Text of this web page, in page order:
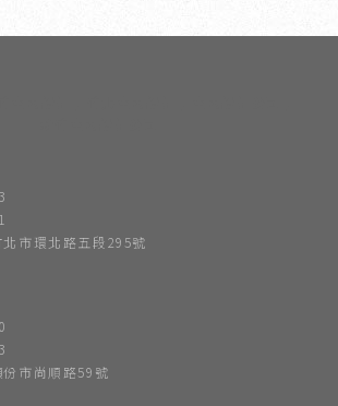
市環北路五段295號
市尚順路59號